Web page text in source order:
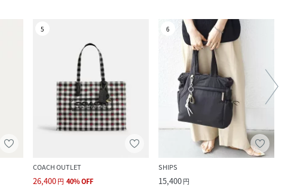
5
COACH OUTLET
26,400円 40%OFF
6
SHIPS
15,400円